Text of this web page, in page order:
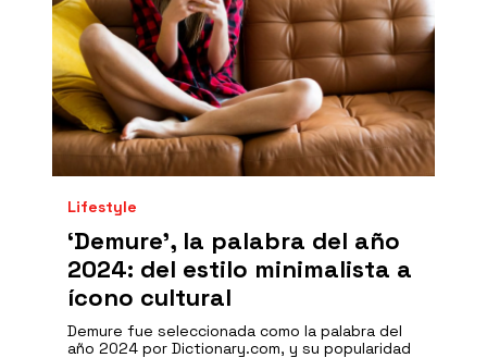
Lifestyle
‘Demure’, la palabra del año
2024: del estilo minimalista a
ícono cultural
Demure fue seleccionada como la palabra del
año 2024 por Dictionary.com, y su popularidad